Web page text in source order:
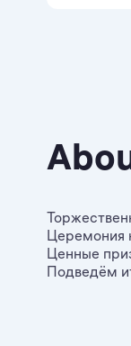
Церемония
Ценные
Подведём